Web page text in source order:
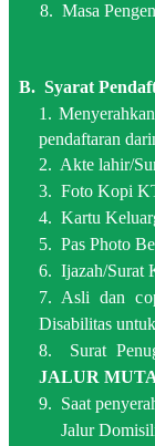
8. Masa
B. Syarat
1.
pendaftaran
2. Akte lahir/
3. Foto Kopi
4. Kartu
5. Pas Photo
6. Ijazah/Surat
7. Asli dan
Disabilitas untuk
8. Surat
JALUR
9. Saat
Jalur